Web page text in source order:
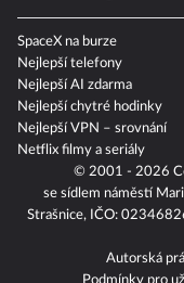
© 2001 - 2026
se sídlem náměstí
Strašnice, IČO:
Autorská
SpaceX na burze
Nejlepší telefony
Nejlepší AI zdarma
Nejlepší chytré hodinky
Nejlepší VPN – srovnání
Netflix filmy a seriály